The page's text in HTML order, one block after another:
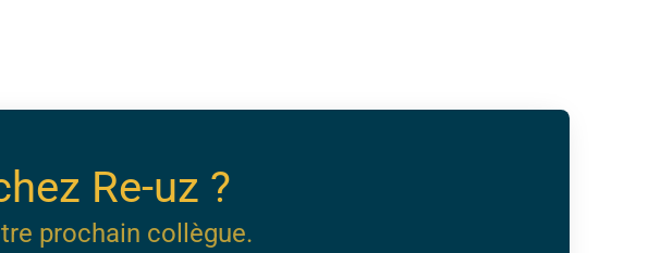
Re-uz ?
prochain collègue.